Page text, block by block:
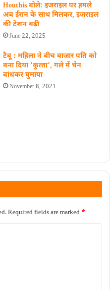
Houthis बोले: इजराइल पर हमले
अब ईरान के साथ मिलकर, इजराइल
की टेंशन बढ़ी
June 22, 2025
टैबू : महिला ने बीच बाजार पति को
बना दिया ‘कुत्‍ता’, गले में चेन
बांधकर घुमाया
November 8, 2021
Required fields are marked *